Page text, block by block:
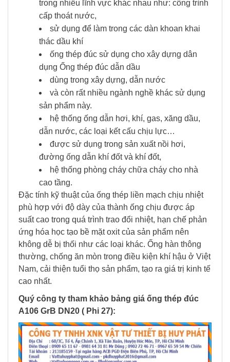
trong nhiều lĩnh vực khác nhau như: công trình
cấp thoát nước,
sử dụng để làm trong các dàn khoan khai
thác dầu khí
ống thép đúc sử dụng cho xây dựng dân
dụng Ống thép đúc dẫn dầu
dùng trong xây dựng, dẫn nước
và còn rất nhiều ngành nghề khác sử dụng
sản phẩm này.
hệ thống ống dẫn hơi, khí, gas, xăng dầu,
dẫn nước, các loại kết cấu chịu lực…
được sử dụng trong sản xuất nồi hơi,
đường ống dẫn khí đốt và khí đốt,
hệ thống phòng cháy chữa cháy cho nhà
cao tầng.
Đặc tính kỹ thuật của ống thép liền mạch chịu nhiệt
phù hợp với độ dày của thành ống chịu được áp
suất cao trong quá trình trao đổi nhiệt, hạn chế phản
ứng hóa học tạo bề mặt oxit của sản phẩm nên
không dễ bị thối như các loại khác. Ống hàn thông
thường, chống ăn mòn trong điều kiện khí hậu ở Việt
Nam, cải thiện tuổi thọ sản phẩm, tạo ra giá trị kinh tế
cao nhất.
Quý công ty tham khảo bảng giá ống thép đúc
A106 GrB DN20 ( Phi 27):